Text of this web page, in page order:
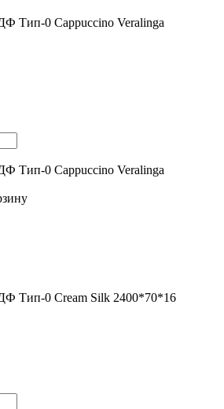
Тип-0 Cappuccino Veralinga
Тип-0 Cappuccino Veralinga
Тип-0 Cream Silk 2400*70*16